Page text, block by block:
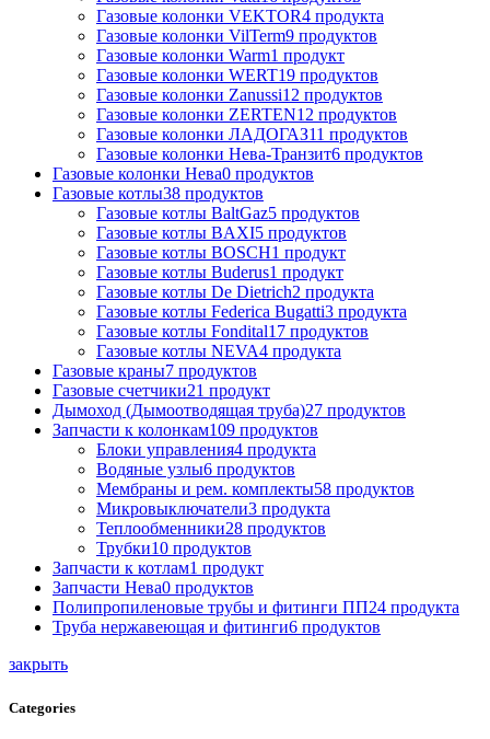
Газовые колонки VEKTOR4 продукта
Газовые колонки VilTerm9 продуктов
Газовые колонки Warm1 продукт
Газовые колонки WERT19 продуктов
Газовые колонки Zanussi12 продуктов
Газовые колонки ZERTEN12 продуктов
Газовые колонки ЛАДОГАЗ11 продуктов
Газовые колонки Нева-Транзит6 продуктов
Газовые колонки Нева0 продуктов
Газовые котлы38 продуктов
Газовые котлы BaltGaz5 продуктов
Газовые котлы BAXI5 продуктов
Газовые котлы BOSCH1 продукт
Газовые котлы Buderus1 продукт
Газовые котлы De Dietrich2 продукта
Газовые котлы Federica Bugatti3 продукта
Газовые котлы Fondital17 продуктов
Газовые котлы NEVA4 продукта
Газовые краны7 продуктов
Газовые счетчики21 продукт
Дымоход (Дымоотводящая труба)27 продуктов
Запчасти к колонкам109 продуктов
Блоки управления4 продукта
Водяные узлы6 продуктов
Мембраны и рем. комплекты58 продуктов
Микровыключатели3 продукта
Теплообменники28 продуктов
Трубки10 продуктов
Запчасти к котлам1 продукт
Запчасти Нева0 продуктов
Полипропиленовые трубы и фитинги ПП24 продукта
Труба нержавеющая и фитинги6 продуктов
закрыть
Categories